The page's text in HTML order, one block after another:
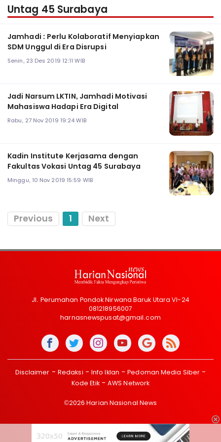
Untag 45 Surabaya
Jamhadi : Perlu Kolaboratif Menyiapkan
SDM Unggul di Era Disrupsi
Senin, 23 Des 2019 12:11 WIB
Jadi Narsum LKTIN, Jamhadi Motivasi
Mahasiswa Hadapi Era Digital
Rabu, 27 Nov 2019 19:24 WIB
Kadin Institute Kerjasama dengan
Fakultas Vokasi Untag 45 Surabaya
Minggu, 10 Nov 2019 15:59 WIB
Previous 1 Next
Jl. Perumahan Pondok Nirwana Baruk Utara VI-24
081218956007
harnasnewspusat@gmail.com
Disclaimer Redaksi Info Iklan
Pedoman Media Siber
Kode Etik
AWS Network
©2026 Harian Nasional News